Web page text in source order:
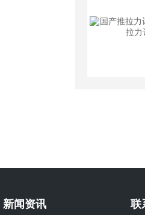
新闻资讯 联